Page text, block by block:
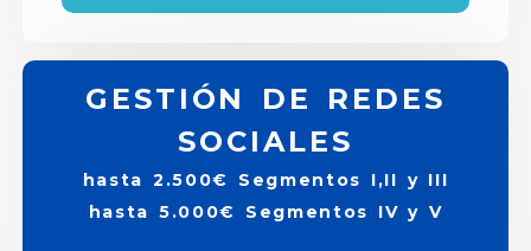
GESTIÓN DE REDES
SOCIALES
hasta 2.500€ Segmentos I,II y III
hasta 5.000€ Segmentos IV y V